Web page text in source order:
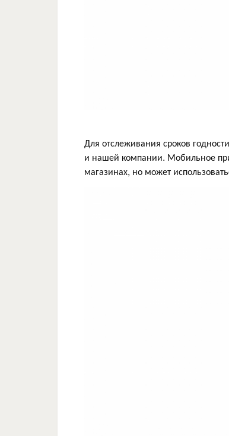
Для отслеживания сроков
и нашей компании. Мобильное
магазинах, но может